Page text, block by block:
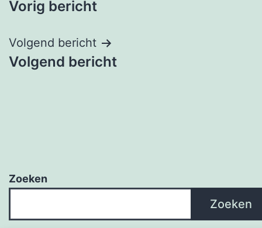
navigatie
Vorig bericht
Volgend bericht
Volgend bericht
Zoeken
Zoeken